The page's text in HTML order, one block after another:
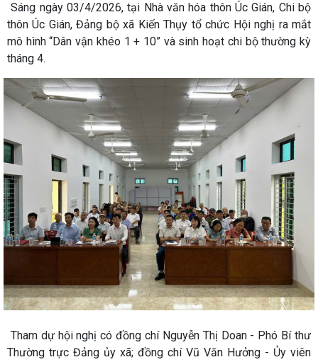
Sáng ngày 03/4/2026, tại Nhà văn hóa thôn Úc Gián, Chi bộ
thôn Úc Gián, Đảng bộ xã Kiến Thụy tổ chức Hội nghị ra mắt
mô hình “Dân vận khéo 1 + 10” và sinh hoạt chi bộ thường kỳ
tháng 4.
Tham dự hội nghị có đồng chí Nguyễn Thị Doan - Phó Bí thư
Thường trực Đảng ủy xã; đồng chí Vũ Văn Hưởng - Ủy viên